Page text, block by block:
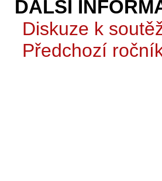
DALŠÍ
Diskuze k
Předchozí